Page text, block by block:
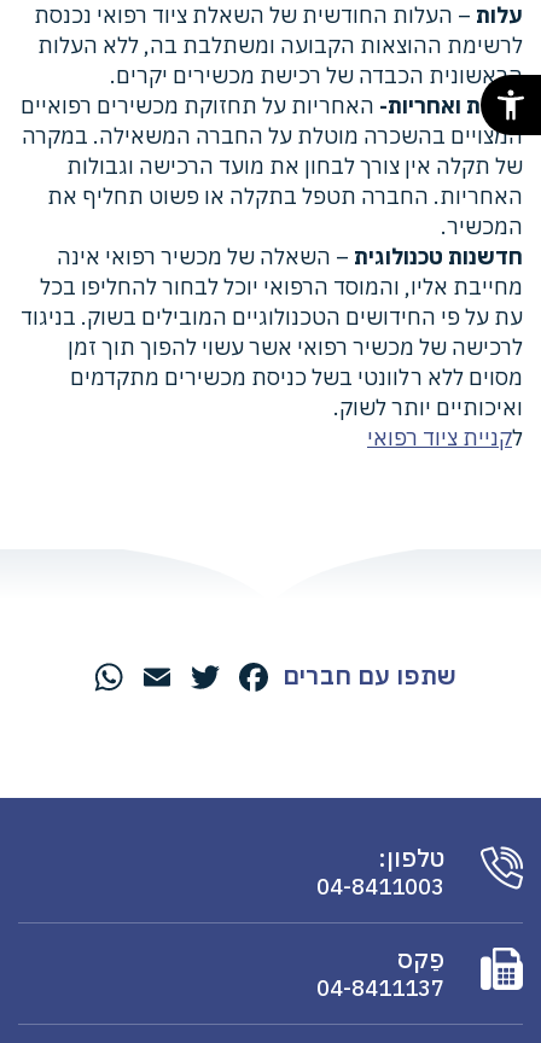
עלות – העלות החודשית של השאלת ציוד רפואי נכנסת
לרשימת ההוצאות הקבועה ומשתלבת בה, ללא העלות
הראשונית הכבדה של רכישת מכשירים יקרים.
שירות ואחריות- האחריות על תחזוקת מכשירים רפואיים
המצויים בהשכרה מוטלת על החברה המשאילה. במקרה
של תקלה אין צורך לבחון את מועד הרכישה וגבולות
האחריות. החברה תטפל בתקלה או פשוט תחליף את
המכשיר.
חדשנות טכנולוגית – השאלה של מכשיר רפואי אינה
מחייבת אליו, והמוסד הרפואי יוכל לבחור להחליפו בכל
עת על פי החידושים הטכנולוגיים המובילים בשוק. בניגוד
לרכישה של מכשיר רפואי אשר עשוי להפוך תוך זמן
מסוים ללא רלוונטי בשל כניסת מכשירים מתקדמים
ואיכותיים יותר לשוק.
לקניית ציוד רפואי
שתפו עם חברים Facebook
Twitter
Email
טלפון:
04-8411003
פַקס
04-8411137